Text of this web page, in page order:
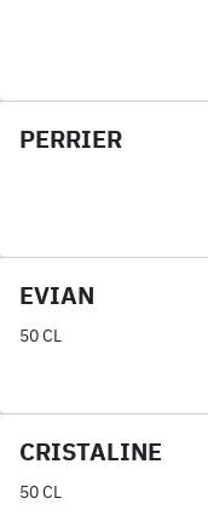
PERRIER
EVIAN
50 CL
CRISTALINE
50 CL